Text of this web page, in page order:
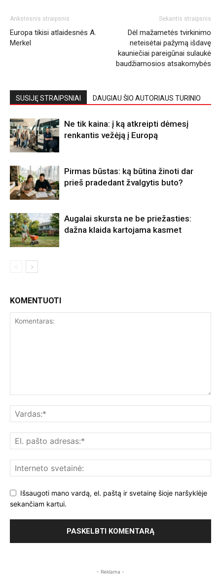
Ankstesnis straipsnis
Europa tikisi atlaidesnės A.
Merkel
Sekantis straipsnis
Dėl mažametės tvirkinimo
neteisėtai pažymą išdavę
kauniečiai pareigūnai sulaukė
baudžiamosios atsakomybės
SUSIJĘ STRAIPSNIAI DAUGIAU ŠIO AUTORIAUS TURINIO
Ne tik kaina: į ką atkreipti dėmesį
renkantis vežėją į Europą
Pirmas būstas: ką būtina žinoti dar
prieš pradedant žvalgytis buto?
Augalai skursta ne be priežasties:
dažna klaida kartojama kasmet
KOMENTUOTI
Išsaugoti mano vardą, el. paštą ir svetainę šioje naršyklėje
sekančiam kartui.
- Reklama -